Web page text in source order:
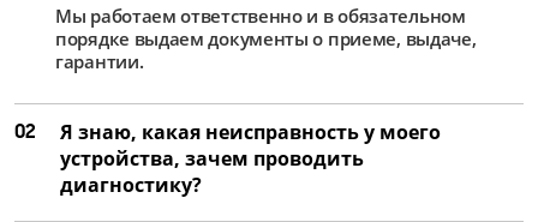
Ремонт матрицы
от 2 500 ₽
Замена цепей питания
от 2 250 ₽
Ремонт цепей питания
Мы работаем ответственно и в обязательном
порядке выдаем документы о приеме, выдаче,
гарантии.
02
Я знаю, какая неисправность у моего
устройства, зачем проводить
диагностику?